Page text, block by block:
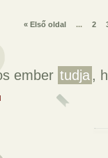
« Első oldal ... 2
ember tudja ,